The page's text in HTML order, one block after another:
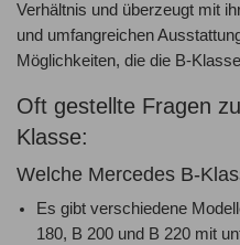
Verhältnis und überzeugt mit
und umfangreichen
Möglichkeiten, die die B-
Oft gestellte Fragen
Klasse:
Welche Mercedes B-
Es gibt verschiedene
180, B 200 und B 220 mit